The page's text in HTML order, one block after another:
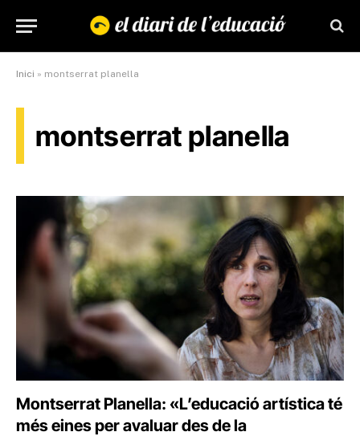
Inici » montserrat planella
montserrat planella
Montserrat Planella: «L’educació artística té
més eines per avaluar des de la